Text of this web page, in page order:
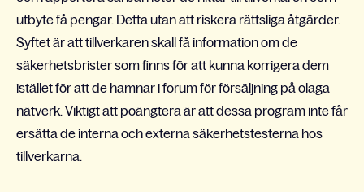
utbyte få pengar. Detta utan att riskera rättsliga åtgärder.
Syftet är att tillverkaren skall få information om de
säkerhetsbrister som finns för att kunna korrigera dem
istället för att de hamnar i forum för försäljning på olaga
nätverk. Viktigt att poängtera är att dessa program inte får
ersätta de interna och externa säkerhetstesterna hos
tillverkarna.